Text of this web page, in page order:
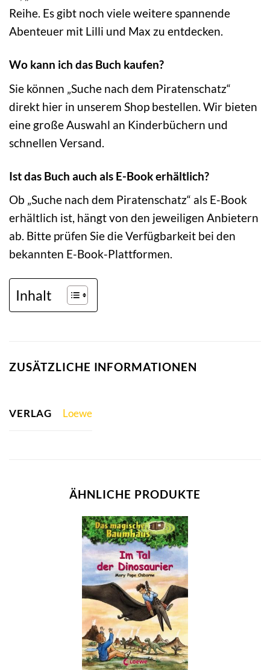
Reihe. Es gibt noch viele weitere spannende
Abenteuer mit Lilli und Max zu entdecken.
Wo kann ich das Buch kaufen?
Sie können „Suche nach dem Piratenschatz“
direkt hier in unserem Shop bestellen. Wir bieten
eine große Auswahl an Kinderbüchern und
schnellen Versand.
Ist das Buch auch als E-Book erhältlich?
Ob „Suche nach dem Piratenschatz“ als E-Book
erhältlich ist, hängt von den jeweiligen Anbietern
ab. Bitte prüfen Sie die Verfügbarkeit bei den
bekannten E-Book-Plattformen.
Inhalt
ZUSÄTZLICHE INFORMATIONEN
VERLAG Loewe
ÄHNLICHE PRODUKTE